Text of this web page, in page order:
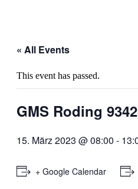
« All Events
This event has passed.
GMS Roding
15. März 2023 @ 08:00 -
+ Google Calendar